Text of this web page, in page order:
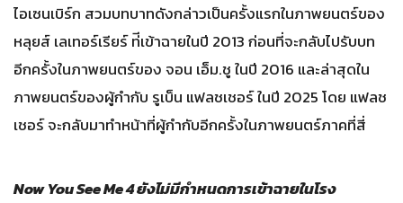
ไอเซนเบิร์ก สวมบทบาทดังกล่าวเป็นครั้งแรกในภาพยนตร์ของ
หลุยส์ เลเทอร์เรียร์ ท่ีเข้าฉายในปี 2013 ก่อนที่จะกลับไปรับบท
อีกครั้งในภาพยนตร์ของ จอน เอ็ม.ชู ในปี 2016 และล่าสุดใน
ภาพยนตร์ของผู้กำกับ รูเบ็น แฟลชเชอร์ ในปี 2025 โดย แฟลช
เชอร์ จะกลับมาทำหน้าที่ผู้กำกับอีกครั้งในภาพยนตร์ภาคที่สี่
Now You See Me 4 ยังไม่มีกำหนดการเข้าฉายในโรง